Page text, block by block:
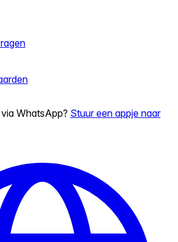
WhatsApp? Stuur een appje naar